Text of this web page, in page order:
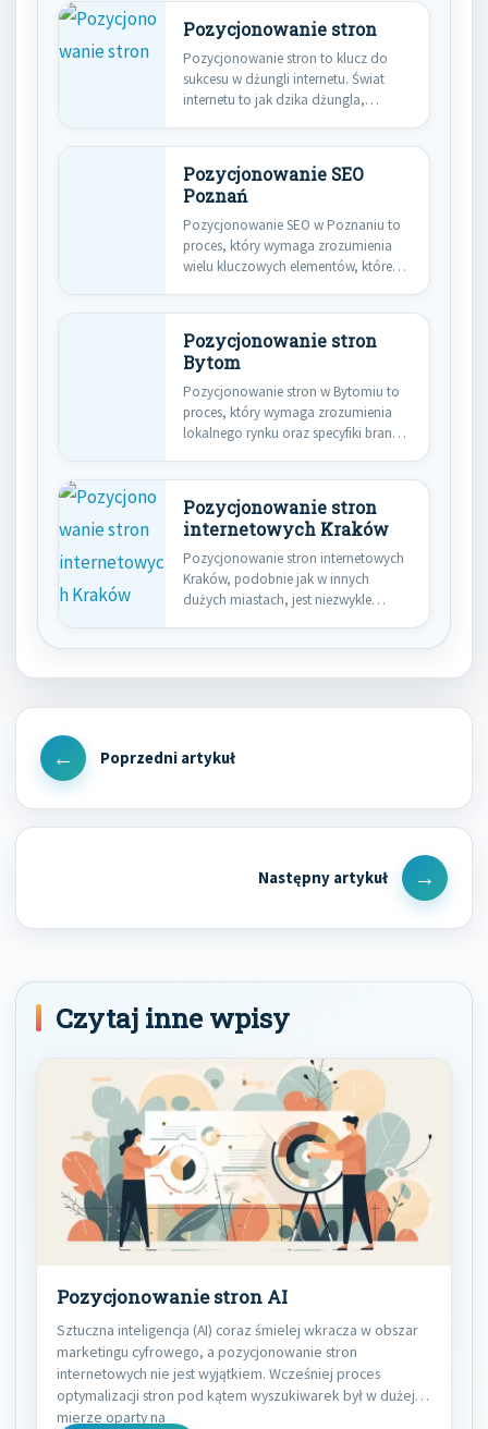
Pozycjonowanie stron
Pozycjonowanie stron to klucz do
sukcesu w dżungli internetu. Świat
internetu to jak dzika dżungla,…
Pozycjonowanie SEO
Poznań
Pozycjonowanie SEO w Poznaniu to
proces, który wymaga zrozumienia
wielu kluczowych elementów, które
Pozycjonowanie stron
Bytom
Pozycjonowanie stron w Bytomiu to
proces, który wymaga zrozumienia
lokalnego rynku oraz specyfiki branży.
Pozycjonowanie stron
internetowych Kraków
Pozycjonowanie stron internetowych
Kraków, podobnie jak w innych
dużych miastach, jest niezwykle
Nawigacja
wpisu
Previous
Next
Post
Czytaj inne wpisy
Pozycjonowanie stron AI
Sztuczna inteligencja (AI) coraz śmielej wkracza w obszar
marketingu cyfrowego, a pozycjonowanie stron
internetowych nie jest wyjątkiem. Wcześniej proces
optymalizacji stron pod kątem wyszukiwarek był w dużej
mierze oparty na